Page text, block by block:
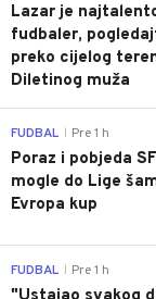
Lazar je
fudbaler,
preko cijelog
Diletinog muža
FUDBAL Pre 1 h
Poraz i pobjeda
mogle do Lige
Evropa kup
FUDBAL Pre 1 h